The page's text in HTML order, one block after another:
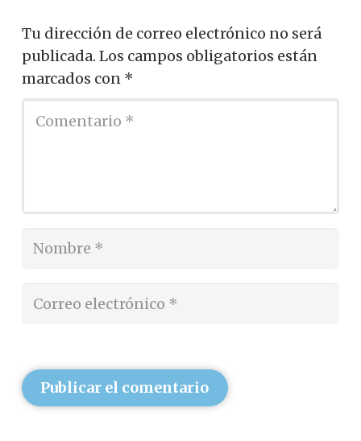
Tu dirección de correo electrónico no será
publicada. Los campos obligatorios están
marcados con *
Publicar el comentario